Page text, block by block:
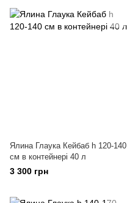
Ялина Глаука Кейбаб h 120-140
см в контейнері 40 л
3 300 грн